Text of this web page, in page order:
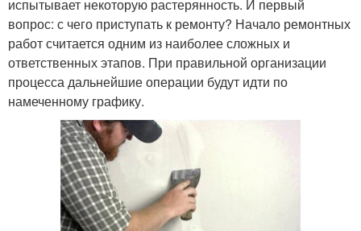
испытывает некоторую растерянность. И первый
вопрос: с чего приступать к ремонту? Начало ремонтных
работ считается одним из наиболее сложных и
ответственных этапов. При правильной организации
процесса дальнейшие операции будут идти по
намеченному графику.